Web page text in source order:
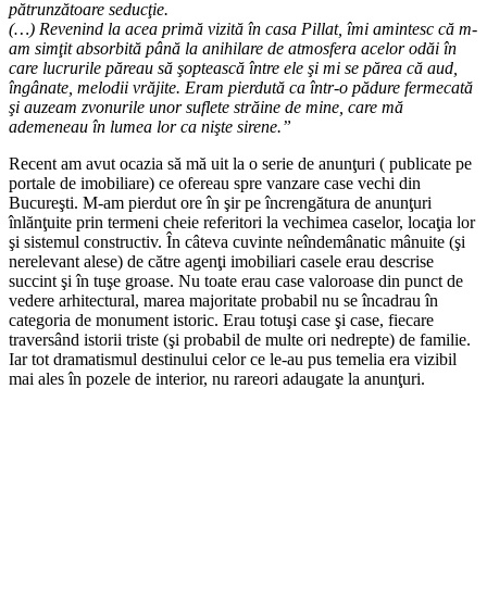
pătrunzătoare seducţie.
(…) Revenind la acea primă vizită în casa Pillat, îmi amintesc că m-
am simţit absorbită până la anihilare de atmosfera acelor odăi în
care lucrurile păreau să şoptească între ele şi mi se părea că aud,
îngânate, melodii vrăjite. Eram pierdută ca într-o pădure fermecată
şi auzeam zvonurile unor suflete străine de mine, care mă
ademeneau în lumea lor ca nişte sirene.”
Recent am avut ocazia să mă uit la o serie de anunţuri ( publicate pe
portale de imobiliare) ce ofereau spre vanzare case vechi din
Bucureşti. M-am pierdut ore în şir pe încrengătura de anunţuri
înlănţuite prin termeni cheie referitori la vechimea caselor, locaţia lor
şi sistemul constructiv. În câteva cuvinte neîndemânatic mânuite (şi
nerelevant alese) de către agenţi imobiliari casele erau descrise
succint şi în tuşe groase. Nu toate erau case valoroase din punct de
vedere arhitectural, marea majoritate probabil nu se încadrau în
categoria de monument istoric. Erau totuşi case şi case, fiecare
traversând istorii triste (şi probabil de multe ori nedrepte) de familie.
Iar tot dramatismul destinului celor ce le-au pus temelia era vizibil
mai ales în pozele de interior, nu rareori adaugate la anunţuri.